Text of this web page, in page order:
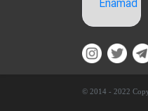
© 2014 - 2022